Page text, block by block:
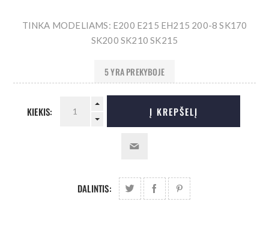
TINKA MODELIAMS: E200 E215 EH215 200-8 SK170
SK200 SK210 SK215
5 YRA PREKYBOJE
KIEKIS: Į KREPŠELĮ
DALINTIS: